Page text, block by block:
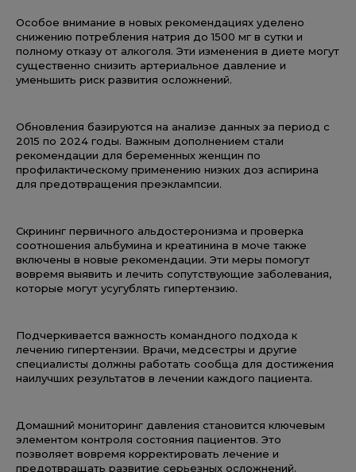
Особое внимание в новых рекомендациях уделено
снижению потребления натрия до 1500 мг в сутки и
полному отказу от алкоголя. Эти изменения в диете могут
существенно снизить артериальное давление и
уменьшить риск развития осложнений.
Обновления базируются на анализе данных за период с
2015 по 2024 годы. Важным дополнением стали
рекомендации для беременных женщин по
профилактическому применению низких доз аспирина
для предотвращения преэклампсии.
Скрининг первичного альдостеронизма и проверка
соотношения альбумина и креатинина в моче также
включены в новые рекомендации. Эти меры помогут
вовремя выявить и лечить сопутствующие заболевания,
которые могут усугублять гипертензию.
Подчеркивается важность командного подхода к
лечению гипертензии. Врачи, медсестры и другие
специалисты должны работать сообща для достижения
наилучших результатов в лечении каждого пациента.
Домашний мониторинг давления становится ключевым
элементом контроля состояния пациентов. Это
позволяет вовремя корректировать лечение и
предотвращать развитие серьезных осложнений.